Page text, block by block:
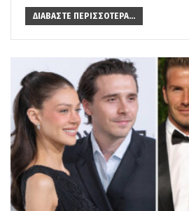
ΔΙΑΒΆΣΤΕ ΠΕΡΙΣΣΌΤΕΡΑ...